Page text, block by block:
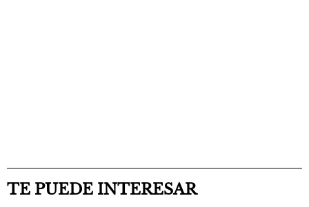
TE PUEDE INTERESAR